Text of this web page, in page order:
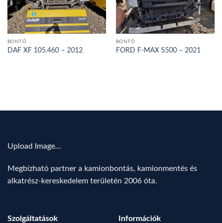
BONTÓ
DAF XF 105.460 – 2012
BONTÓ
FORD F-MAX S500 – 2021
Upload Image...
Megbízható partner a kamionbontás, kamionmentés és
alkatrész-kereskedelem területén 2006 óta.
Szolgáltatások Információk